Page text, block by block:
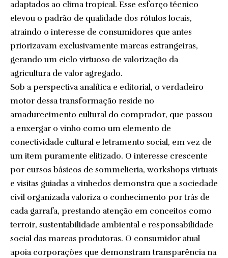
adaptados ao clima tropical. Esse esforço técnico
elevou o padrão de qualidade dos rótulos locais,
atraindo o interesse de consumidores que antes
priorizavam exclusivamente marcas estrangeiras,
gerando um ciclo virtuoso de valorização da
agricultura de valor agregado.
Sob a perspectiva analítica e editorial, o verdadeiro
motor dessa transformação reside no
amadurecimento cultural do comprador, que passou
a enxergar o vinho como um elemento de
conectividade cultural e letramento social, em vez de
um item puramente elitizado. O interesse crescente
por cursos básicos de sommelieria, workshops virtuais
e visitas guiadas a vinhedos demonstra que a sociedade
civil organizada valoriza o conhecimento por trás de
cada garrafa, prestando atenção em conceitos como
terroir, sustentabilidade ambiental e responsabilidade
social das marcas produtoras. O consumidor atual
apoia corporações que demonstram transparência na